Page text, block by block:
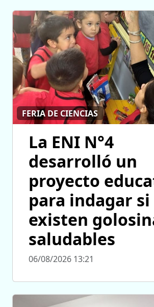
FERIA DE CIENCIAS
La ENI N°4
desarrolló un
proyecto
para indagar si
existen
saludables
06/08/2026 13:21